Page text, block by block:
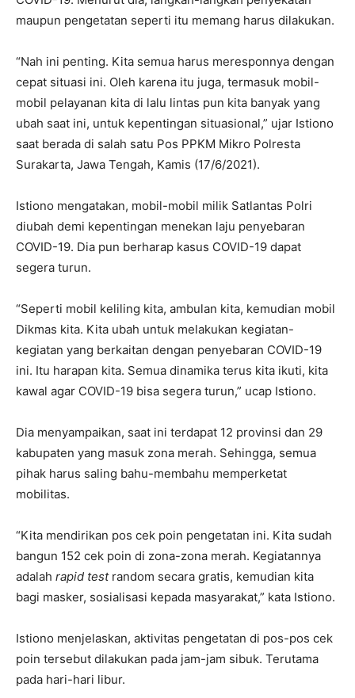
maupun pengetatan seperti itu memang harus dilakukan.
“Nah ini penting. Kita semua harus meresponnya dengan
cepat situasi ini. Oleh karena itu juga, termasuk mobil-
mobil pelayanan kita di lalu lintas pun kita banyak yang
ubah saat ini, untuk kepentingan situasional,” ujar Istiono
saat berada di salah satu Pos PPKM Mikro Polresta
Surakarta, Jawa Tengah, Kamis (17/6/2021).
Istiono mengatakan, mobil-mobil milik Satlantas Polri
diubah demi kepentingan menekan laju penyebaran
COVID-19. Dia pun berharap kasus COVID-19 dapat
segera turun.
“Seperti mobil keliling kita, ambulan kita, kemudian mobil
Dikmas kita. Kita ubah untuk melakukan kegiatan-
kegiatan yang berkaitan dengan penyebaran COVID-19
ini. Itu harapan kita. Semua dinamika terus kita ikuti, kita
kawal agar COVID-19 bisa segera turun,” ucap Istiono.
Dia menyampaikan, saat ini terdapat 12 provinsi dan 29
kabupaten yang masuk zona merah. Sehingga, semua
pihak harus saling bahu-membahu memperketat
mobilitas.
“Kita mendirikan pos cek poin pengetatan ini. Kita sudah
bangun 152 cek poin di zona-zona merah. Kegiatannya
adalah rapid testrandom secara gratis, kemudian kita
bagi masker, sosialisasi kepada masyarakat,” kata Istiono.
Istiono menjelaskan, aktivitas pengetatan di pos-pos cek
poin tersebut dilakukan pada jam-jam sibuk. Terutama
pada hari-hari libur.